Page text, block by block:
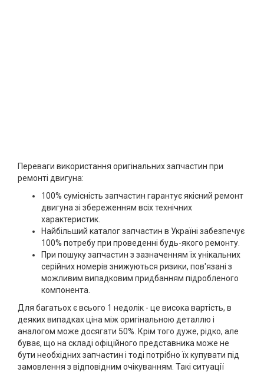
Переваги використання оригінальних запчастин при
ремонті двигуна:
100% сумісність запчастин гарантує якісний ремонт
двигуна зі збереженням всіх технічних
характеристик.
Найбільший каталог запчастин в Україні забезпечує
100% потребу при проведенні будь-якого ремонту.
При пошуку запчастин з зазначенням їх унікальних
серійних номерів знижуються ризики, пов'язані з
можливим випадковим придбанням підробленого
компонента.
Для багатьох є всього 1 недолік - це висока вартість, в
деяких випадках ціна між оригінальною деталлю і
аналогом може досягати 50%. Крім того дуже, рідко, але
буває, що на складі офіційного представника може не
бути необхідних запчастин і тоді потрібно їх купувати під
замовлення з відповідним очікуванням. Такі ситуації